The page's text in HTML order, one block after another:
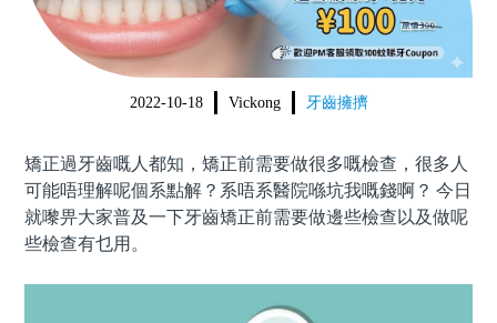
2022-10-18 Vickong 牙齒擁擠
矯正過牙齒嘅人都知，矯正前需要做很多嘅檢查，很多人
可能唔理解呢個系點解？系唔系醫院喺坑我嘅錢啊？ 今日
就嚟畀大家普及一下牙齒矯正前需要做邊些檢查以及做呢
些檢查有乜用。